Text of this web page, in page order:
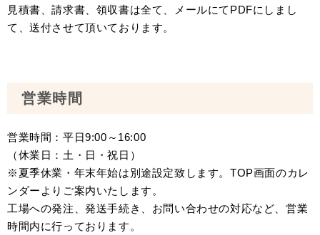
見積書、請求書、領収書は全て、メールにてPDFにしまし
て、送付させて頂いております。
営業時間
営業時間：平日9:00～16:00
（休業日：土・日・祝日）
※夏季休業・年末年始は別途設定致します。TOP画面のカレ
ンダーよりご案内いたします。
工場への発注、発送手続き、お問い合わせの対応など、営業
時間内に行っております。